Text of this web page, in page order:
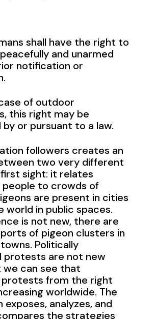
shall have the right to
and unarmed
notification or
of outdoor
this right may be
or pursuant to a law.
followers creates an
two very different
sight: it relates
to crowds of
are present in cities
world in public spaces.
is not new, there are
of pigeon clusters in
Politically
protests are not new
we can see that
protests from the right
worldwide. The
exposes, analyzes, and
the strategies